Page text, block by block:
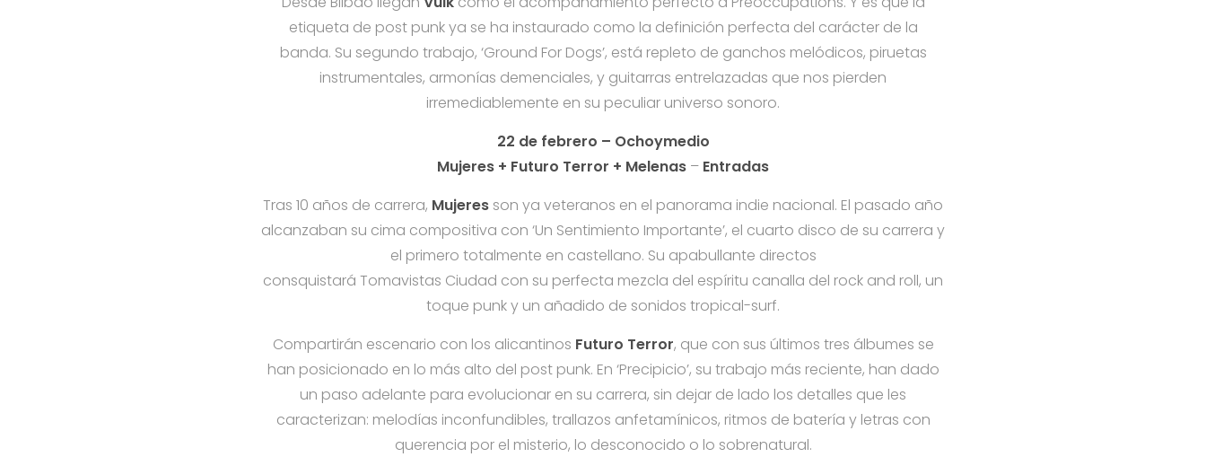
etiqueta de post punk ya se ha instaurado como la definición perfecta del carácter de la
banda. Su segundo trabajo, ‘Ground For Dogs’, está repleto de ganchos melódicos, piruetas
instrumentales, armonías demenciales, y guitarras entrelazadas que nos pierden
irremediablemente en su peculiar universo sonoro.
22 de febrero – Ochoymedio
Mujeres + Futuro Terror + Melenas – Entradas
Tras 10 años de carrera, Mujeres son ya veteranos en el panorama indie nacional. El pasado año
alcanzaban su cima compositiva con ‘Un Sentimiento Importante’, el cuarto disco de su carrera y
el primero totalmente en castellano. Su apabullante directos
consquistará Tomavistas Ciudad con su perfecta mezcla del espíritu canalla del rock and roll, un
toque punk y un añadido de sonidos tropical-surf.
Compartirán escenario con los alicantinos Futuro Terror, que con sus últimos tres álbumes se
han posicionado en lo más alto del post punk. En ‘Precipicio’, su trabajo más reciente, han dado
un paso adelante para evolucionar en su carrera, sin dejar de lado los detalles que les
caracterizan: melodías inconfundibles, trallazos anfetamínicos, ritmos de batería y letras con
querencia por el misterio, lo desconocido o lo sobrenatural.